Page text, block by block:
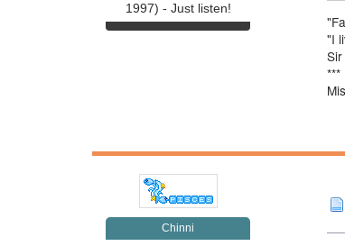
1997) - Just listen!
"I
***
Chinni